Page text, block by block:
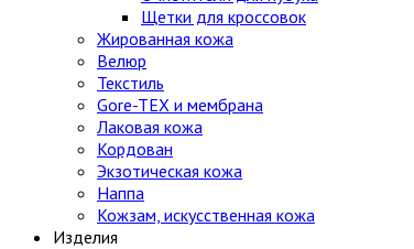
Щетки для кроссовок
Жированная кожа
Велюр
Текстиль
Gore-TEX и мембрана
Лаковая кожа
Кордован
Экзотическая кожа
Наппа
Кожзам, искусственная кожа
Изделия